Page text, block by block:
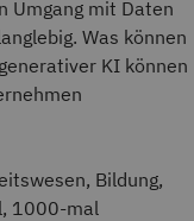
Umgang mit Daten
Was können
KI können
Bildung,
1000-mal